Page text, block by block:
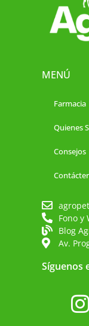
MENÚ
Farmacia
Quienes
Consejos
Fono y
Blog
Av.
Síguenos